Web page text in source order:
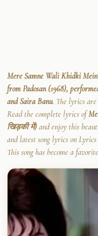
Mere Samne Wali Khidki
from Padosan (1968),
and Saira Banu. The lyrics are
Read the complete lyrics of
खिड़की में) and enjoy this
and latest song lyrics on Lyrics
This song has become a